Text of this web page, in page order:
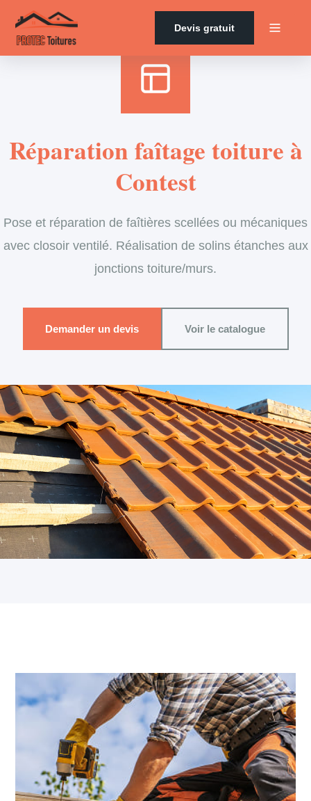
Devis gratuit
Réparation faîtage toiture à
Contest
Pose et réparation de faîtières scellées ou mécaniques
avec closoir ventilé. Réalisation de solins étanches aux
jonctions toiture/murs.
Demander un devis Voir le catalogue